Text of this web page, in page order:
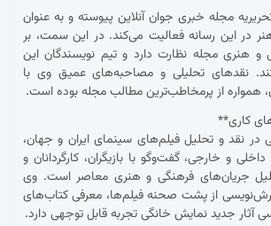
به تیم تحریریه مجله خبری جوان آنلاین پیوسته و به عنوان
در این رسانه فعالیت می‌کند. در این سمت، بر
و هنری مجله نظارت دارد و تیم نویسندگان این
نقدهای تحلیلی و مصاحبه‌های عمیق وی با
همواره از پرمخاطب‌ترین مطالب مجله بوده است.
کاری**
نقد و تحلیل فیلم‌های سینمای ایران و جهان،
و خارجی، گفت‌وگو با بازیگران، کارگردانان و
جریان‌های فرهنگی و هنری معاصر است. وی
از پشت صحنه فیلم‌ها، معرفی کتاب‌های
جدید نمایش خانگی تجربه قابل توجهی دارد.